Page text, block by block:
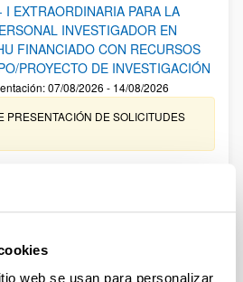
web se usan para personalizar
EXTRAORDINARIA PARA LA
INVESTIGADOR EN
FINANCIADO CON RECURSOS
PROYECTO DE INVESTIGACIÓN
07/08/2026 - 14/08/2026
PRESENTACIÓN DE SOLICITUDES
de la adquisición y renovación de
fondos bibliográficos en la
de errores del listado provisional de
23/03/2026: Relación